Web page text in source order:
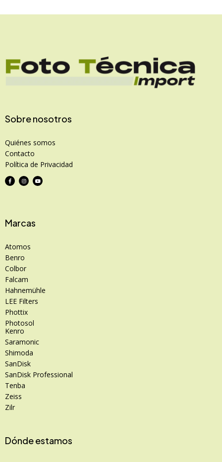
Sobre nosotros
Quiénes somos
Contacto
Política de Privacidad
Marcas
Atomos
Benro
Colbor
Falcam
Hahnemühle
LEE Filters
Phottix
Photosol
Kenro
Saramonic
Shimoda
SanDisk
SanDisk Professional
Tenba
Zeiss
Zilr
Dónde estamos